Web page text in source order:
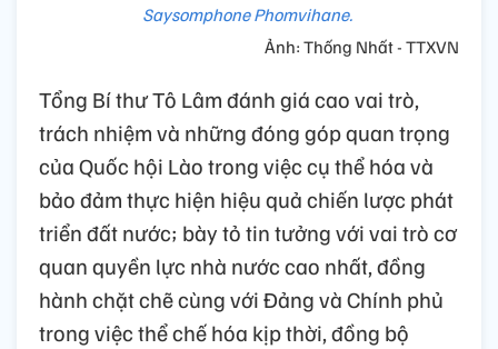
Saysomphone Phomvihane.
Ảnh: Thống Nhất - TTXVN
Tổng Bí thư Tô Lâm đánh giá cao vai trò,
trách nhiệm và những đóng góp quan trọng
của Quốc hội Lào trong việc cụ thể hóa và
bảo đảm thực hiện hiệu quả chiến lược phát
triển đất nước; bày tỏ tin tưởng với vai trò cơ
quan quyền lực nhà nước cao nhất, đồng
hành chặt chẽ cùng với Đảng và Chính phủ
trong việc thể chế hóa kịp thời, đồng bộ